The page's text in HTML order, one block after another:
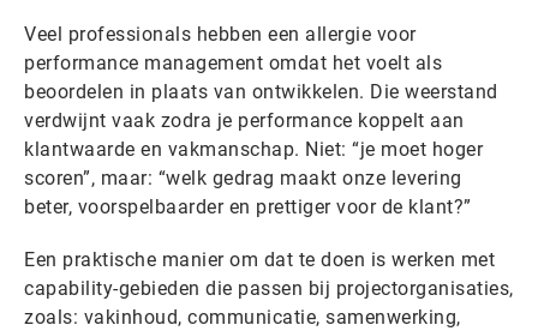
Veel professionals hebben een allergie voor
performance management omdat het voelt als
beoordelen in plaats van ontwikkelen. Die weerstand
verdwijnt vaak zodra je performance koppelt aan
klantwaarde en vakmanschap. Niet: “je moet hoger
scoren”, maar: “welk gedrag maakt onze levering
beter, voorspelbaarder en prettiger voor de klant?”
Een praktische manier om dat te doen is werken met
capability-gebieden die passen bij projectorganisaties,
zoals: vakinhoud, communicatie, samenwerking,